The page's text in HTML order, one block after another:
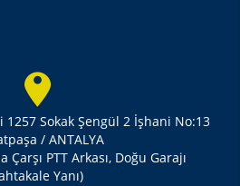
Sokak Şengül 2 İşhani No:13
/ ANTALYA
Çarşı PTT Arkası, Doğu Garajı
Yanı)